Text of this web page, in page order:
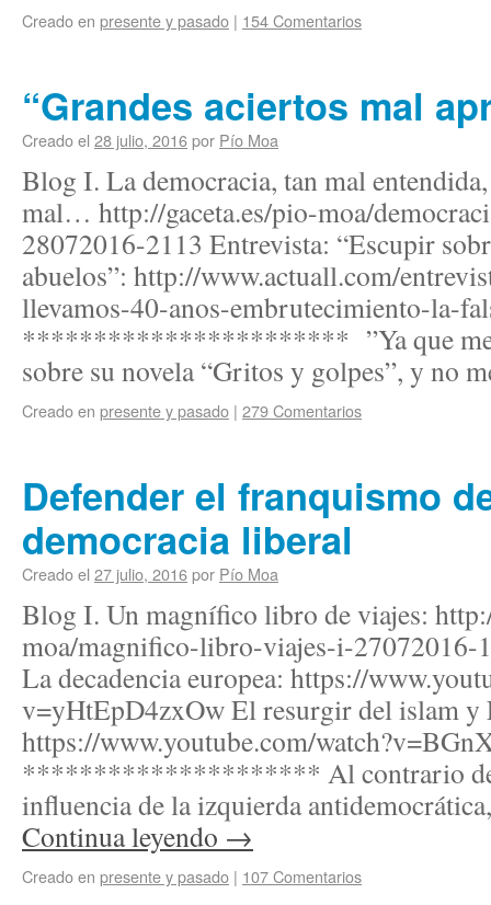
Creado en presente y pasado | 154 Comentarios
“Grandes aciertos mal
Creado el 28 julio, 2016por Pío Moa
Blog I. La democracia, tan mal
mal… http://gaceta.es/pio-moa/
28072016-2113 Entrevista: “Escupir
abuelos”: http://www.actuall.com/
llevamos-40-anos-embrutecimiento-la-
*********************** ”Ya que me
sobre su novela “Gritos y golpes”, y no
Creado en presente y pasado | 279 Comentarios
Defender el franquismo
democracia liberal
Creado el 27 julio, 2016por Pío Moa
Blog I. Un magnífico libro de viajes:
moa/magnifico-libro-viajes-i-27072016-
La decadencia europea: https://
v=yHtEpD4zxOw El resurgir del islam y
https://www.youtube.com/
********************* Al contrario de
influencia de la izquierda
Continua leyendo →
Creado en presente y pasado | 107 Comentarios